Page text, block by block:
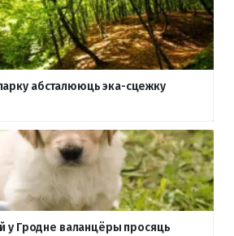
абсталююць эка-сцежку
у Гродне валанцёры просяць